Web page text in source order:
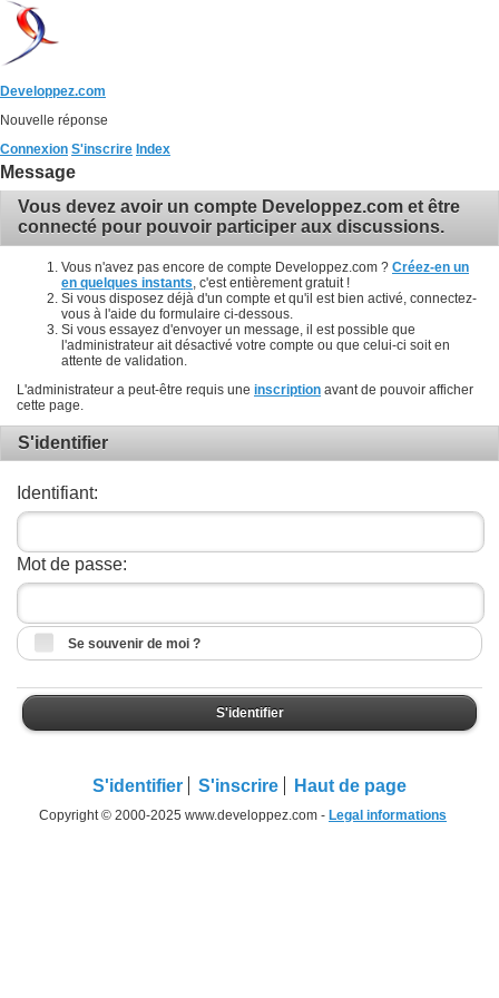
Developpez.com
Nouvelle réponse
Connexion S'inscrire Index
Message
Vous devez avoir un compte Developpez.com et être
connecté pour pouvoir participer aux discussions.
Vous n'avez pas encore de compte Developpez.com ? Créez-en un
en quelques instants , c'est entièrement gratuit !
Si vous disposez déjà d'un compte et qu'il est bien activé, connectez-
vous à l'aide du formulaire ci-dessous.
Si vous essayez d'envoyer un message, il est possible que
l'administrateur ait désactivé votre compte ou que celui-ci soit en
attente de validation.
L'administrateur a peut-être requis une inscription avant de pouvoir afficher
cette page.
S'identifier
Identifiant:
Mot de passe:
Se souvenir de moi ?
S'identifier
S'identifier S'inscrire Haut de page
Copyright © 2000-2025 www.developpez.com - Legal informations